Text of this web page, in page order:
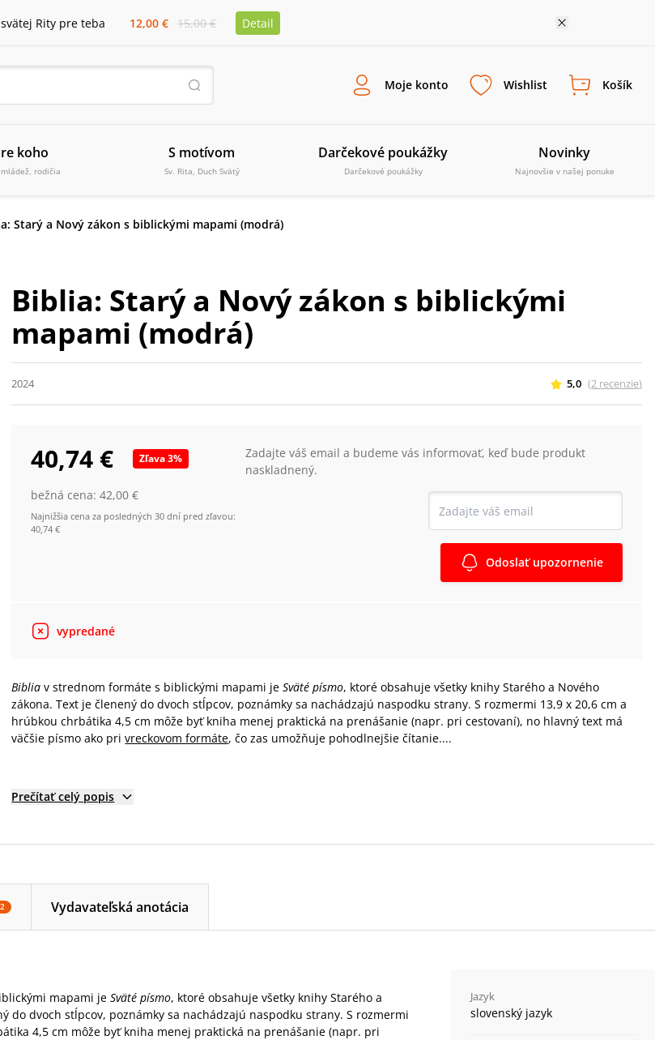
Rity pre teba 12,00 € 15,00 € Detail
Moje konto Wishlist Košík
koho
rodičia
S motívom
Sv. Rita, Duch Svätý
Darčekové poukážky
Darčekové poukážky
Novinky
Najnovšie v našej ponuke
Starý a Nový zákon s biblickými mapami (modrá)
Biblia: Starý a Nový zákon s biblickými
mapami (modrá)
2024 5,0 (2 recenzie)
40,74 € Zľava3%
bežná cena:42,00 €
Najnižšia cena za posledných 30 dní pred zľavou:
40,74 €
Zadajte váš email a budeme vás informovať, keď bude produkt
naskladnený.
Odoslať upozornenie
vypredané
Biblia v strednom formáte s biblickými mapami jeSväté písmo, ktoré obsahuje všetky knihy Starého a Nového
zákona. Text je členený do dvoch stĺpcov, poznámky sa nachádzajú naspodku strany. S rozmermi 13,9 x 20,6 cm a
hrúbkou chrbátika 4,5 cm môže byť kniha menej praktická na prenášanie (napr. pri cestovaní), no hlavný text má
väčšie písmo ako privreckovom formáte, čo zas umožňuje pohodlnejšie čítanie....
Prečítať celý popis
2 Vydavateľská anotácia
mapami je Sväté písmo, ktoré obsahuje všetky knihy Starého a
do dvoch stĺpcov, poznámky sa nachádzajú naspodku strany. S rozmermi
4,5 cm môže byť kniha menej praktická na prenášanie (napr. pri
Jazyk
slovenský jazyk